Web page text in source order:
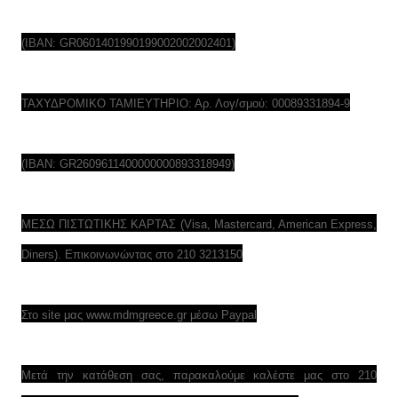
(IBAN: GR0601401990199002002002401)
ΤΑΧΥΔΡΟΜΙΚΟ ΤΑΜΙΕΥΤΗΡΙΟ: Αρ. Λογ/σμού: 00089331894-9
(IBAN: GR2609611400000000893318949)
ΜΕΣΩ ΠΙΣΤΩΤΙΚΗΣ ΚΑΡΤΑΣ (Visa, Mastercard, American Express,
Diners). Επικοινωνώντας στο 210 3213150
Στο site μας www.mdmgreece.gr μέσω Paypal
Μετά την κατάθεση σας, παρακαλούμε καλέστε μας στο 210